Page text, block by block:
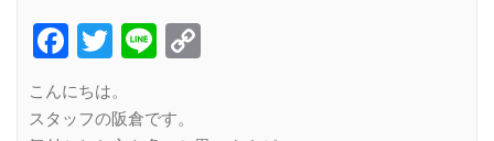
Facebook
Twitter
Line
こんにちは。
スタッフの阪倉です。